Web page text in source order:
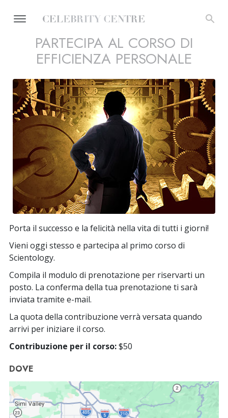
PARTECIPA AL CORSO DI
EFFICIENZA PERSONALE
Porta il successo e la felicità nella vita di tutti i giorni!
Vieni oggi stesso e partecipa al primo corso di
Scientology.
Compila il modulo di prenotazione per riservarti un
posto. La conferma della tua prenotazione ti sarà
inviata tramite e-mail.
La quota della contribuzione verrà versata quando
arrivi per iniziare il corso.
Contribuzione per il corso:$50
DOVE